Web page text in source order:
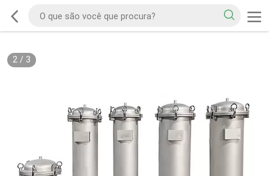
2/ 3